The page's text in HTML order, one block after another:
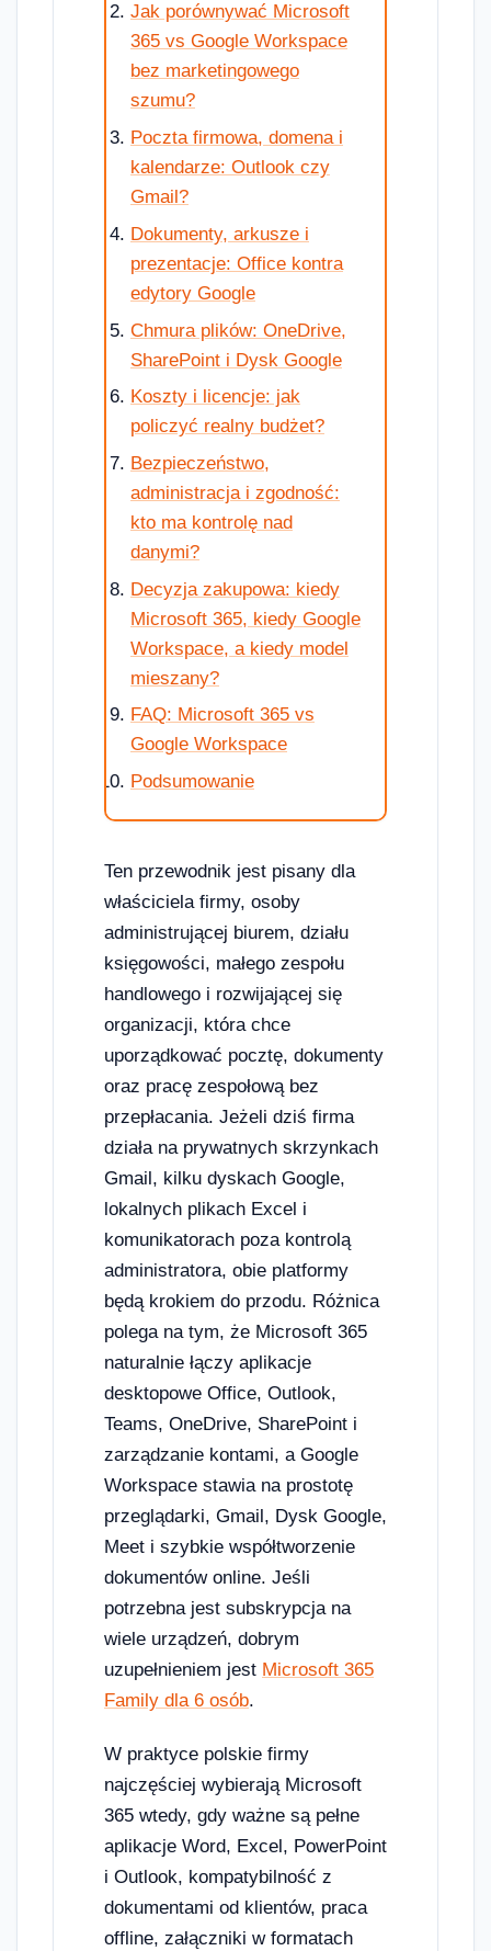
Jak porównywać Microsoft
365 vs Google Workspace
bez marketingowego
szumu?
Poczta firmowa, domena i
kalendarze: Outlook czy
Gmail?
Dokumenty, arkusze i
prezentacje: Office kontra
edytory Google
Chmura plików: OneDrive,
SharePoint i Dysk Google
Koszty i licencje: jak
policzyć realny budżet?
Bezpieczeństwo,
administracja i zgodność:
kto ma kontrolę nad
danymi?
Decyzja zakupowa: kiedy
Microsoft 365, kiedy Google
Workspace, a kiedy model
mieszany?
FAQ: Microsoft 365 vs
Google Workspace
Podsumowanie
Ten przewodnik jest pisany dla
właściciela firmy, osoby
administrującej biurem, działu
księgowości, małego zespołu
handlowego i rozwijającej się
organizacji, która chce
uporządkować pocztę, dokumenty
oraz pracę zespołową bez
przepłacania. Jeżeli dziś firma
działa na prywatnych skrzynkach
Gmail, kilku dyskach Google,
lokalnych plikach Excel i
komunikatorach poza kontrolą
administratora, obie platformy
będą krokiem do przodu. Różnica
polega na tym, że Microsoft 365
naturalnie łączy aplikacje
desktopowe Office, Outlook,
Teams, OneDrive, SharePoint i
zarządzanie kontami, a Google
Workspace stawia na prostotę
przeglądarki, Gmail, Dysk Google,
Meet i szybkie współtworzenie
dokumentów online. Jeśli
potrzebna jest subskrypcja na
wiele urządzeń, dobrym
uzupełnieniem jest Microsoft 365
Family dla 6 osób.
W praktyce polskie firmy
najczęściej wybierają Microsoft
365 wtedy, gdy ważne są pełne
aplikacje Word, Excel, PowerPoint
i Outlook, kompatybilność z
dokumentami od klientów, praca
offline, załączniki w formatach